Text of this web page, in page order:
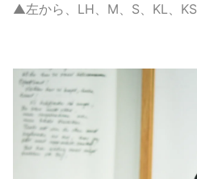
▲左から、LH、M、S、KL、KS